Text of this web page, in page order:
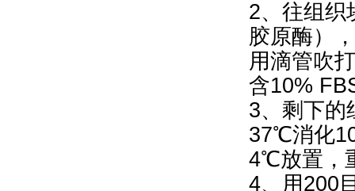
2、往组织
胶原酶）
用滴管吹
含10%
3、剩下的
37℃消化
4℃放置，
4、用200